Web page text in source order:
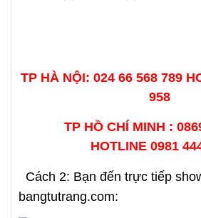
TP HÀ NỘI: 024 66 568 789
958
TP HỒ CHÍ MINH :
HOTLINE 0981
Cách 2: Bạn đến trực tiếp
bangtutrang.com: